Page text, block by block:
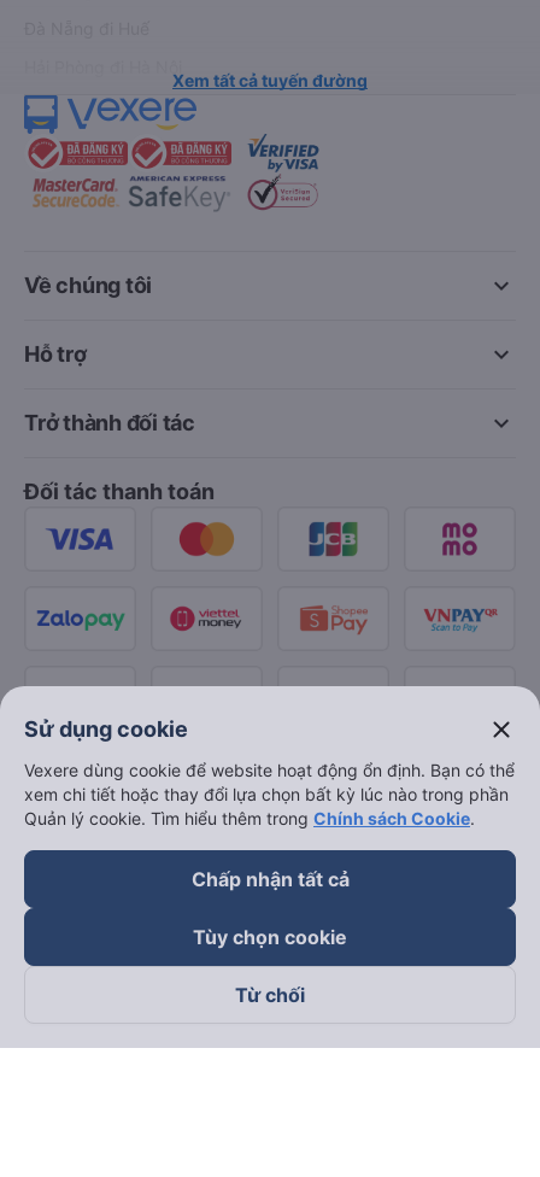
Xem tất cả tuyến đường
keyboard_arrow_down
Về chúng tôi
keyboard_arrow_down
Hỗ trợ
keyboard_arrow_down
Trở thành đối tác
Đối tác thanh toán
Theo dõi chúng tôi trên
Sử dụng cookie close
Vexere dùng cookie để website hoạt động ổn định. Bạn có thể
xem chi tiết hoặc thay đổi lựa chọn bất kỳ lúc nào trong phần
Quản lý cookie. Tìm hiểu thêm trong Chính sách Cookie.
Chấp nhận tất cả
Tùy chọn cookie
Từ chối